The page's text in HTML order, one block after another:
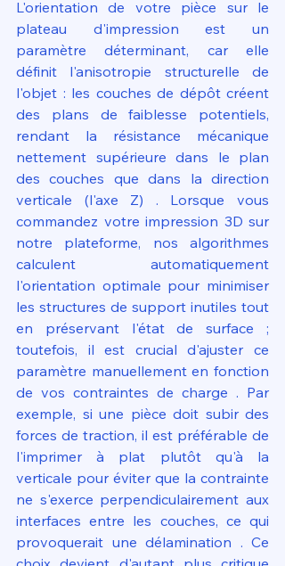
L'orientation de votre pièce sur le
plateau d'impression est un
paramètre déterminant, car elle
définit l'anisotropie structurelle de
l'objet : les couches de dépôt créent
des plans de faiblesse potentiels,
rendant la résistance mécanique
nettement supérieure dans le plan
des couches que dans la direction
verticale (l'axe Z) . Lorsque vous
commandez votre impression 3D sur
notre plateforme, nos algorithmes
calculent automatiquement
l'orientation optimale pour minimiser
les structures de support inutiles tout
en préservant l'état de surface ;
toutefois, il est crucial d'ajuster ce
paramètre manuellement en fonction
de vos contraintes de charge . Par
exemple, si une pièce doit subir des
forces de traction, il est préférable de
l'imprimer à plat plutôt qu'à la
verticale pour éviter que la contrainte
ne s'exerce perpendiculairement aux
interfaces entre les couches, ce qui
provoquerait une délamination . Ce